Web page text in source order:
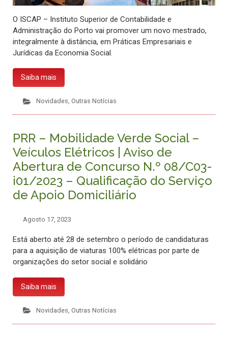
O ISCAP – Instituto Superior de Contabilidade e
Administração do Porto vai promover um novo mestrado,
integralmente à distância, em Práticas Empresariais e
Jurídicas da Economia Social.
Saiba mais
Novidades, Outras Notícias
PRR – Mobilidade Verde Social –
Veículos Elétricos | Aviso de
Abertura de Concurso N.º 08/C03-
i01/2023 – Qualificação do Serviço
de Apoio Domiciliário
Agosto 17, 2023
Está aberto até 28 de setembro o período de candidaturas
para a aquisição de viaturas 100% elétricas por parte de
organizações do setor social e solidário
Saiba mais
Novidades Outras Notícias